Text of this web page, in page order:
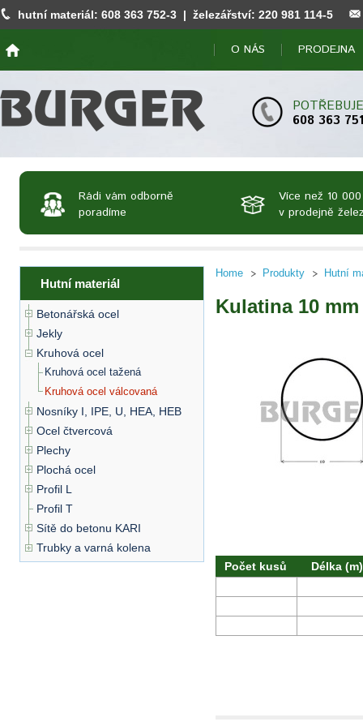
hutní materiál: 608 363 752-3 | železářství: 220 981 114-5
O NÁS PRODEJNA
608 363 751
Rádi vám odborně
poradíme
Více než 10
v prodejně
Hutní materiál
Betonářská ocel
Jekly
Kruhová ocel
Kruhová ocel tažená
Kruhová ocel válcovaná
Nosníky I, IPE, U, HEA, HEB
Ocel čtvercová
Plechy
Plochá ocel
Profil L
Profil T
Sítě do betonu KARI
Trubky a varná kolena
Home Produkty Hutní
Kulatina 10 mm
Počet kusů Délka (m)